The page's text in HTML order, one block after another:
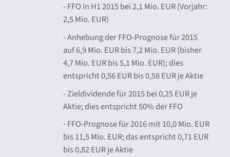
- FFO in H1 2015 bei 2,1 Mio. EUR (Vorjahr:
2,5 Mio. EUR)
- Anhebung der FFO-Prognose für 2015
auf 6,9 Mio. EUR bis 7,2 Mio. EUR (bisher
4,7 Mio. EUR bis 5,1 Mio. EUR); dies
entspricht 0,56 EUR bis 0,58 EUR je Aktie
- Zieldividende für 2015 bei 0,25 EUR je
Aktie; dies entspricht 50% der FFO
- FFO-Prognose für 2016 mit 10,0 Mio. EUR
bis 11,5 Mio. EUR; das entspricht 0,71 EUR
bis 0,82 EUR je Aktie